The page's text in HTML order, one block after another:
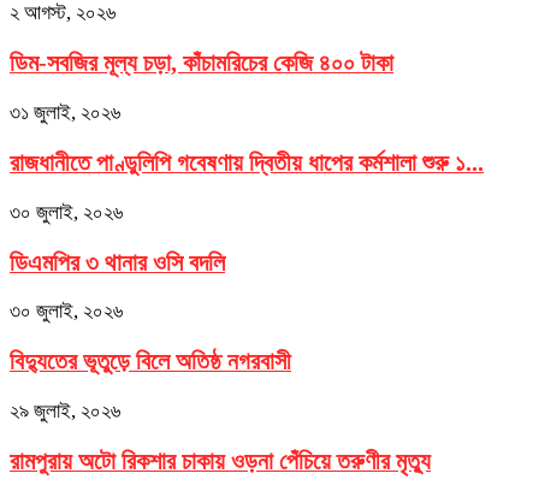
২ আগস্ট, ২০২৬
ডিম-সবজির মূল্য চড়া, কাঁচামরিচের কেজি ৪০০ টাকা
৩১ জুলাই, ২০২৬
রাজধানীতে পাণ্ডুলিপি গবেষণায় দ্বিতীয় ধাপের কর্মশালা শুরু ১...
৩০ জুলাই, ২০২৬
ডিএমপির ৩ থানার ওসি বদলি
৩০ জুলাই, ২০২৬
বিদ্যুতের ভূতুড়ে বিলে অতিষ্ঠ নগরবাসী
২৯ জুলাই, ২০২৬
রামপুরায় অটো রিকশার চাকায় ওড়না পেঁচিয়ে তরুণীর মৃত্যু